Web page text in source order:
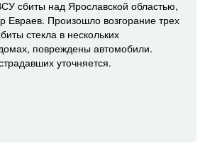
сбиты над Ярославской областью,
Евраев. Произошло возгорание трех
стекла в нескольких
повреждены автомобили.
уточняется.